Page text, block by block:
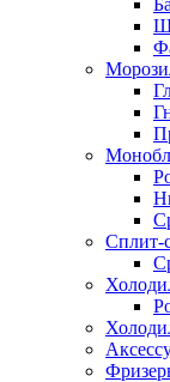
Сплит-